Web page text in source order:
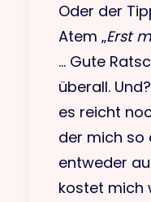
Oder der
Atem „Erst
… Gute
überall.
es reicht
der mich so
entweder
kostet mich